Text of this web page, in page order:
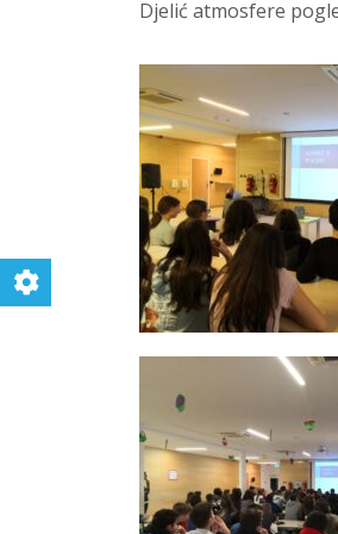
Djelić atmosfere